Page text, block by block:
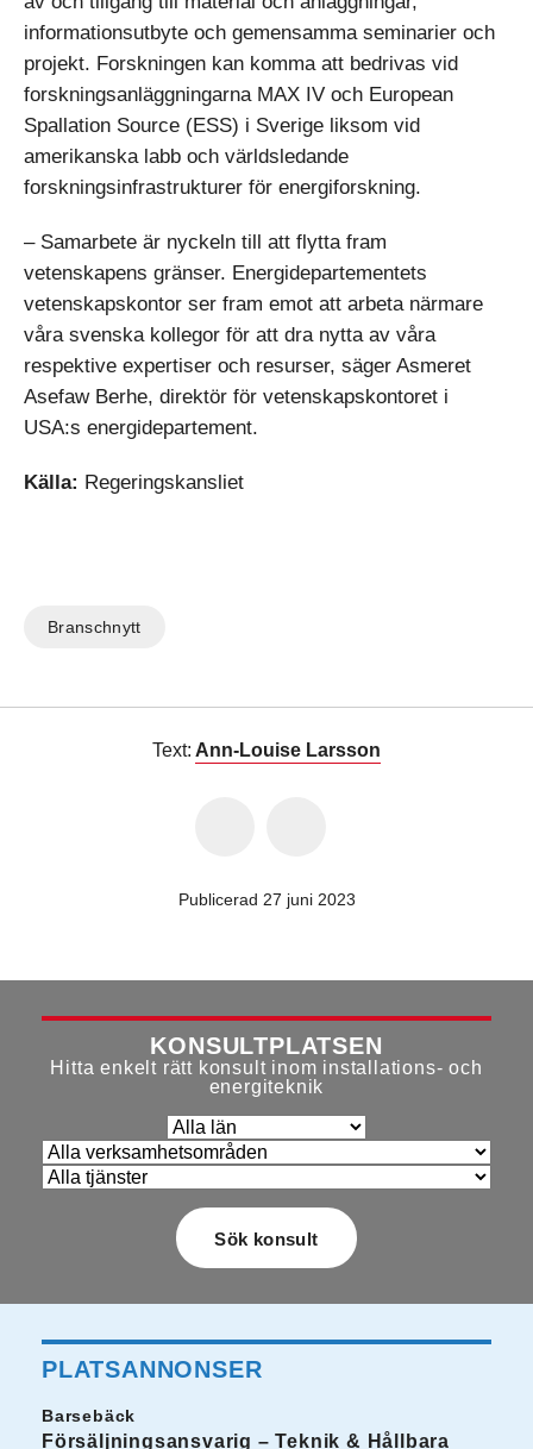
informationsutbyte och gemensamma seminarier och
projekt. Forskningen kan komma att bedrivas vid
forskningsanläggningarna MAX IV och European
Spallation Source (ESS) i Sverige liksom vid
amerikanska labb och världsledande
forskningsinfrastrukturer för energiforskning.
– Samarbete är nyckeln till att flytta fram
vetenskapens gränser. Energidepartementets
vetenskapskontor ser fram emot att arbeta närmare
våra svenska kollegor för att dra nytta av våra
respektive expertiser och resurser, säger Asmeret
Asefaw Berhe, direktör för vetenskapskontoret i
USA:s energidepartement.
Källa: Regeringskansliet
Branschnytt
Text: Ann-Louise Larsson
Publicerad 27 juni 2023
KONSULTPLATSEN
Hitta enkelt rätt konsult inom installations- och
energiteknik
PLATSANNONSER
Barsebäck
Försäljningsansvarig – Teknik & Hållbara